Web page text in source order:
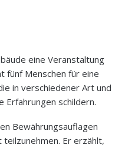
eine Veranstaltung
fünf Menschen für eine
in verschiedener Art und
Erfahrungen schildern.
Bewährungsauflagen
Er erzählt,